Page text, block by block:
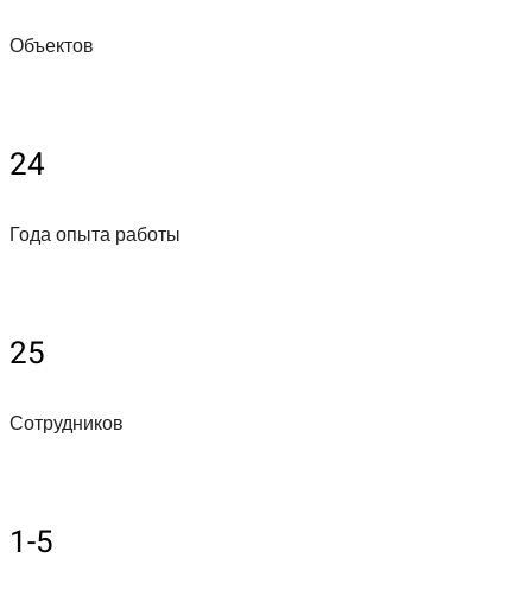
Объектов
24
Года опыта работы
25
Сотрудников
1-5